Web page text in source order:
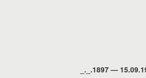
_._.1897 —